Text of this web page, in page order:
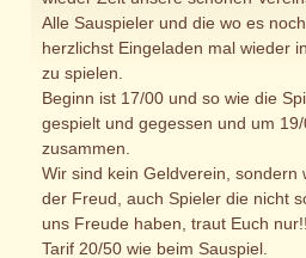
Alle Sauspieler und die wo es
herzlichst Eingeladen mal wieder
zu spielen.
Beginn ist 17/00 und so wie die
gespielt und gegessen und um
zusammen.
Wir sind kein Geldverein, sondern
der Freud, auch Spieler die nicht
uns Freude haben, traut Euch
Tarif 20/50 wie beim Sauspiel.